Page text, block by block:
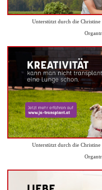
Unterstützt durch die
Unterstützt durch die